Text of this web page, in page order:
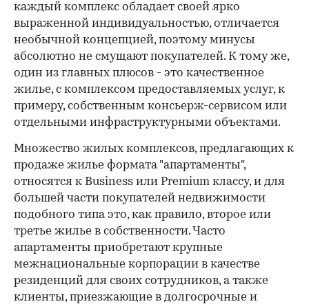
каждый комплекс обладает своей ярко
выраженной индивидуальностью, отличается
необычной концепцией, поэтому минусы
абсолютно не смущают покупателей. К тому же,
один из главных плюсов - это качественное
жилье, с комплексом предоставляемых услуг, к
примеру, собственным консьерж-сервисом или
отдельными инфраструктурными объектами.
Множество жилых комплексов, предлагающих к
продаже жилье формата "апартаменты",
относятся к Business или Premium классу, и для
большей части покупателей недвижимости
подобного типа это, как правило, второе или
третье жилье в собственности. Часто
апартаменты приобретают крупные
межнациональные корпорации в качестве
резиденций для своих сотрудников, а также
клиенты, приезжающие в долгосрочные и